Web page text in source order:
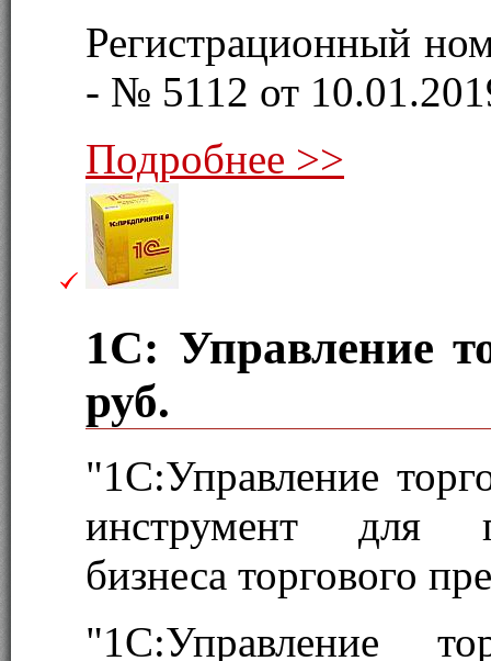
Регистрационный
- № 5112 от
Подробнее >>
1С: Управление
руб.
"1С:Управление
инструмент для
бизнеса торгового
"1С:Управление